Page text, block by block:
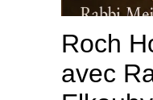
Roch
avec